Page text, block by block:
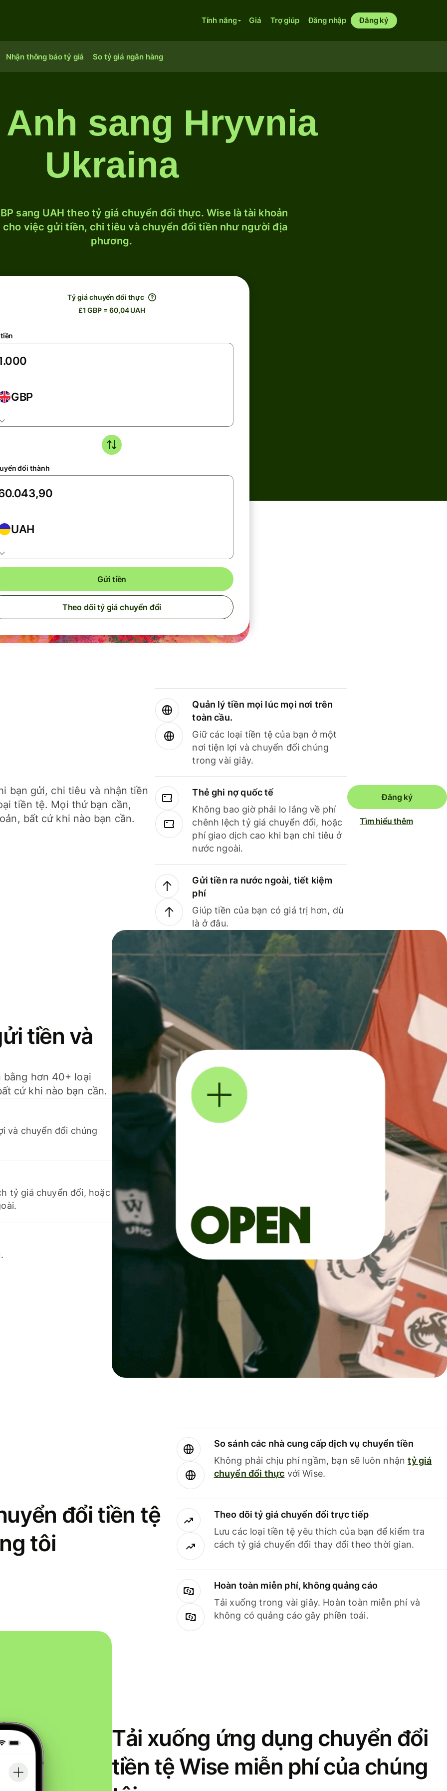
Tính năng Giá Trợ giúp Đăng nhập Đăng ký
Nhận thông báo tỷ giá So tỷ giá ngân hàng
sang Hryvnia
Ukraina
sang UAH theo tỷ giá chuyển đổi thực. Wise là tài khoản
việc gửi tiền, chi tiêu và chuyển đổi tiền như người địa
phương.
Tỷ giá chuyển đổi thực
£1 GBP = 60,04 UAH
GBP
đổi thành
UAH
Gửi tiền
Theo dõi tỷ giá chuyển đổi
bạn gửi, chi tiêu và nhận tiền
tiền tệ. Mọi thứ bạn cần,
bất cứ khi nào bạn cần.
Quản lý tiền mọi lúc mọi nơi trên
toàn cầu.
Giữ các loại tiền tệ của bạn ở một
nơi tiện lợi và chuyển đổi chúng
trong vài giây.
Thẻ ghi nợ quốc tế
Không bao giờ phải lo lắng về phí
chênh lệch tỷ giá chuyển đổi, hoặc
phí giao dịch cao khi bạn chi tiêu ở
nước ngoài.
Gửi tiền ra nước ngoài, tiết kiệm
phí
Giúp tiền của bạn có giá trị hơn, dù
là ở đâu.
Đăng ký
Tìm hiểu thêm
tiền và
hơn 40+ loại
cứ khi nào bạn cần.
và chuyển đổi chúng
tỷ giá chuyển đổi, hoặc
đổi tiền tệ
tôi
So sánh các nhà cung cấp dịch vụ chuyển tiền
Không phải chịu phí ngầm, bạn sẽ luôn nhậntỷ giá
chuyển đổi thực với Wise.
Theo dõi tỷ giá chuyển đổi trực tiếp
Lưu các loại tiền tệ yêu thích của bạn để kiểm tra
cách tỷ giá chuyển đổi thay đổi theo thời gian.
Hoàn toàn miễn phí, không quảng cáo
Tải xuống trong vài giây. Hoàn toàn miễn phí và
không có quảng cáo gây phiền toái.
Tải xuống ứng dụng chuyển đổi
tiền tệ Wise miễn phí của chúng